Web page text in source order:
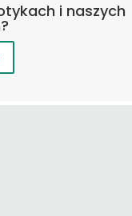
i naszych